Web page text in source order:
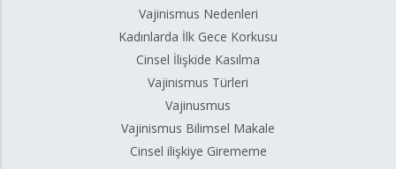
Vajinismus Nedenleri
Kadınlarda İlk Gece Korkusu
Cinsel İlişkide Kasılma
Vajinismus Türleri
Vajinusmus
Vajinismus Bilimsel Makale
Cinsel ilişkiye Girememe